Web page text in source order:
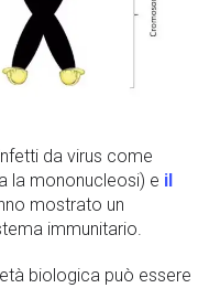
da virus come
la mononucleosi) e il
mostrato un
immunitario.
biologica può essere